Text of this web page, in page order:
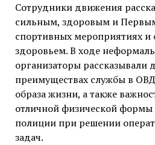
Сотрудники движения
сильным, здоровым и
спортивных мероприятиях и
здоровьем. В ходе
организаторы рассказывали
преимуществах службы в
образа жизни, а также
отличной физической
полиции при решении
задач.